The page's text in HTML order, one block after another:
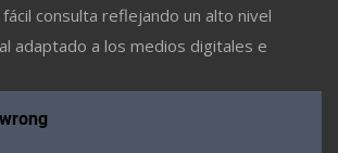
consulta reflejando un alto nivel
adaptado a los medios digitales e